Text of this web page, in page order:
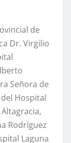
de
Dr. Virgilio
Señora de
Hospital
Rodríguez
Laguna